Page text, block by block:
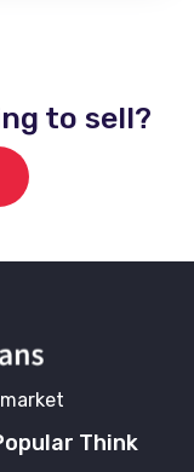
to sell?
Think